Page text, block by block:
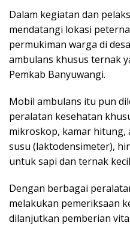
Dalam kegiatan dan
mendatangi lokasi
permukiman warga di
ambulans khusus ternak
Pemkab Banyuwangi.
Mobil ambulans itu pun
peralatan kesehatan
mikroskop, kamar hitung,
susu (laktodensimeter),
untuk sapi dan ternak
Dengan berbagai
melakukan pemeriksaan
dilanjutkan pemberian